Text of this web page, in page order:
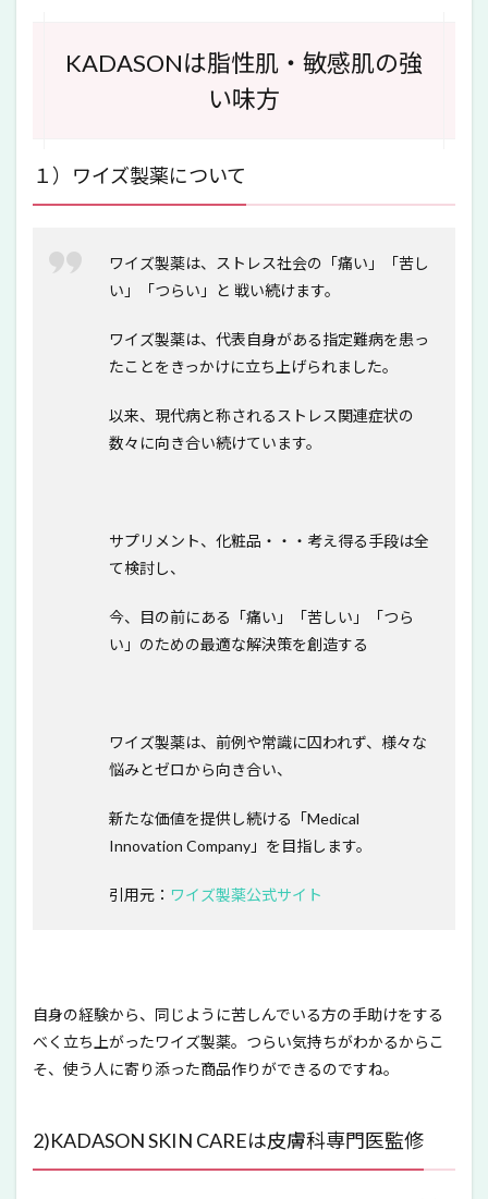
KADASONは脂性肌・敏感肌の強
い味方
１）ワイズ製薬について
ワイズ製薬は、ストレス社会の「痛い」「苦し
い」「つらい」と 戦い続けます。
ワイズ製薬は、代表自身がある指定難病を患っ
たことをきっかけに立ち上げられました。
以来、現代病と称されるストレス関連症状の
数々に向き合い続けています。
サプリメント、化粧品・・・考え得る手段は全
て検討し、
今、目の前にある「痛い」「苦しい」「つら
い」のための最適な解決策を創造する――
ワイズ製薬は、前例や常識に囚われず、様々な
悩みとゼロから向き合い、
新たな価値を提供し続ける「Medical
Innovation Company」を目指します。
引用元： ワイズ製薬公式サイト
自身の経験から、同じように苦しんでいる方の手助けをする
べく立ち上がったワイズ製薬。つらい気持ちがわかるからこ
そ、使う人に寄り添った商品作りができるのですね。
2)KADASON SKIN CAREは皮膚科専門医監修